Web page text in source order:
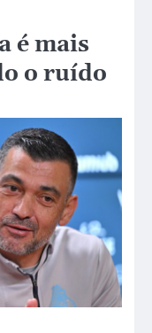
é mais
o ruído